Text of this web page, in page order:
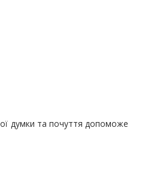
думки та почуття допоможе